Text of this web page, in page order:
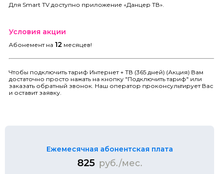
Для Smart TV доступно приложение «Данцер ТВ».
Условия акции
Абонемент на 12 месяцев!
Чтобы подключить тариф Интернет + ТВ (365 дней) (Акция) Вам
достаточно просто нажать на кнопку "Подключить тариф" или
заказать обратный звонок. Наш оператор проконсультирует Вас
и оставит заявку.
Ежемесячная абонентская плата
825 руб./мес.